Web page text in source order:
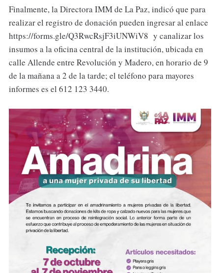
Finalmente, la Directora IMM de La Paz, indicó que para
realizar el registro de donación pueden ingresar al enlace
https://forms.gle/Q3RwcRsjF3iUNWiV8 y canalizar los
insumos a la oficina central de la institución, ubicada en
calle Allende entre Revolución y Madero, en horario de 9
de la mañana a 2 de la tarde; el teléfono para mayores
informes es el 612 123 3440.